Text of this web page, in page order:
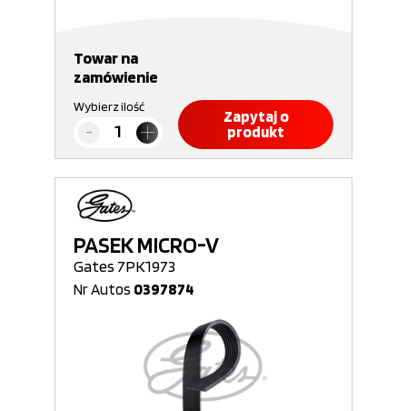
Towar na
zamówienie
Wybierz ilość
Zapytaj o
produkt
PASEK MICRO-V
Gates 7PK1973
Nr Autos 0397874